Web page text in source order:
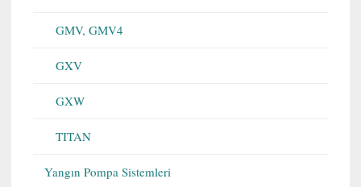
GMV, GMV4
GXV
GXW
TITAN
Yangın Pompa Sistemleri